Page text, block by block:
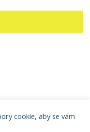
cookie, aby se vám